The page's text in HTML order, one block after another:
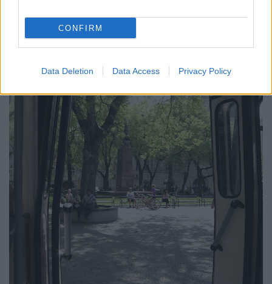
CONFIRM
Data Deletion Data Access Privacy Policy
kánikulában!